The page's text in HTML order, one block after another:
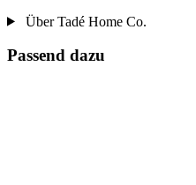
Über Tadé Home Co.
Passend dazu